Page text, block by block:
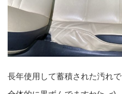
長年使用して蓄積された汚れで